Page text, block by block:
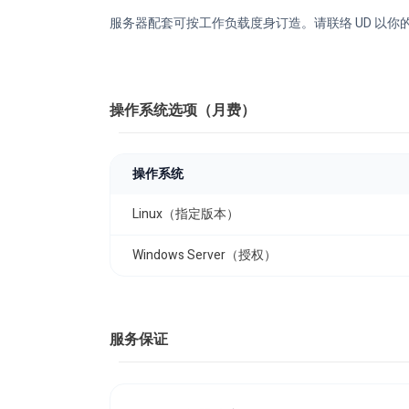
服务器配套可按工作负载度身订造。请联络 UD 以你
操作系统选项（月费）
操作系统
Linux（指定版本）
Windows Server（授权）
服务保证